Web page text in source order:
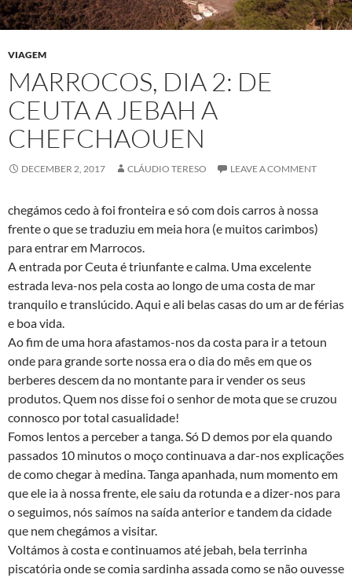
VIAGEM
MARROCOS, DIA 2: DE
CEUTA A JEBAH A
CHEFCHAOUEN
DECEMBER 2, 2017 CLÁUDIO TERESO LEAVE A COMMENT
chegámos cedo à foi fronteira e só com dois carros à nossa
frente o que se traduziu em meia hora (e muitos carimbos)
para entrar em Marrocos.
A entrada por Ceuta é triunfante e calma. Uma excelente
estrada leva-nos pela costa ao longo de uma costa de mar
tranquilo e translúcido. Aqui e ali belas casas do um ar de férias
e boa vida.
Ao fim de uma hora afastamos-nos da costa para ir a tetoun
onde para grande sorte nossa era o dia do mês em que os
berberes descem da no montante para ir vender os seus
produtos. Quem nos disse foi o senhor de mota que se cruzou
connosco por total casualidade!
Fomos lentos a perceber a tanga. Só D demos por ela quando
passados 10 minutos o moço continuava a dar-nos explicações
de como chegar à medina. Tanga apanhada, num momento em
que ele ia à nossa frente, ele saiu da rotunda e a dizer-nos para
o seguimos, nós saímos na saída anterior e tandem da cidade
que nem chegámos a visitar.
Voltámos à costa e continuamos até jebah, bela terrinha
piscatória onde se comia sardinha assada como se não ouvesse